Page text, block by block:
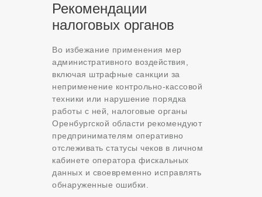
Рекомендации
налоговых органов
Во избежание применения мер
административного воздействия,
включая штрафные санкции за
неприменение контрольно-кассовой
техники или нарушение порядка
работы с ней, налоговые органы
Оренбургской области рекомендуют
предпринимателям оперативно
отслеживать статусы чеков в личном
кабинете оператора фискальных
данных и своевременно исправлять
обнаруженные ошибки.